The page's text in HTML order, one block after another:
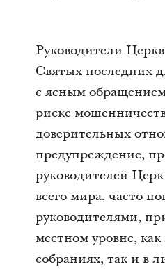
Руководители
Святых последних
с ясным
риске
доверительных
предупреждение,
руководителей
всего мира, часто
руководителями,
местном уровне,
собраниях, так и в